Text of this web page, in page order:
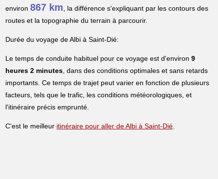
environ867 km, la différence s'expliquant par les contours des
routes et la topographie du terrain à parcourir.
Durée du voyage de Albi à Saint-Dié:
Le temps de conduite habituel pour ce voyage est d'environ9
heures 2 minutes, dans des conditions optimales et sans retards
importants. Ce temps de trajet peut varier en fonction de plusieurs
facteurs, tels que le trafic, les conditions météorologiques, et
l'itinéraire précis emprunté.
C'est le meilleur itinéraire pour aller de Albi à Saint-Dié.